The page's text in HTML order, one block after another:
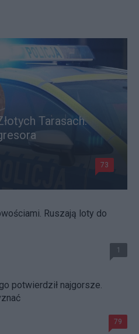
Tarasach.
73
Ruszają loty do
1
potwierdził najgorsze.
79